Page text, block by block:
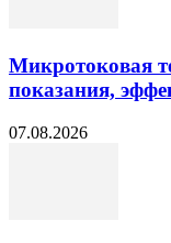
Микротоковая
показания,
07.08.2026